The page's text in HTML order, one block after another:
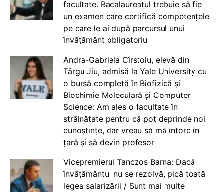
facultate. Bacalaureatul trebuie să fie
un examen care certifică competențele
pe care le ai după parcursul unui
învățământ obligatoriu
Andra-Gabriela Cîrstoiu, elevă din
Târgu Jiu, admisă la Yale University cu
o bursă completă în Biofizică și
Biochimie Moleculară și Computer
Science: Am ales o facultate în
străinătate pentru că pot deprinde noi
cunoștințe, dar vreau să mă întorc în
țară și să devin profesor
Vicepremierul Tanczos Barna: Dacă
învățământul nu se rezolvă, pică toată
legea salarizării / Sunt mai multe